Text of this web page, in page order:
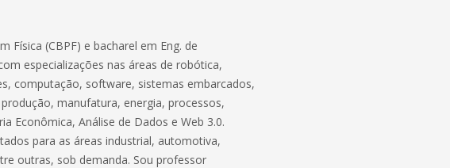
Física (CBPF) e bacharel em Eng. de
especializações nas áreas de robótica,
computação, software, sistemas embarcados,
manufatura, energia, processos,
Econômica, Análise de Dados e Web 3.0.
para as áreas industrial, automotiva,
outras, sob demanda. Sou professor